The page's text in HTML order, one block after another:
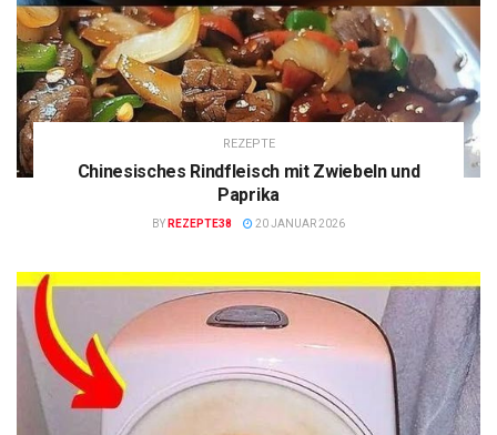
REZEPTE
Chinesisches Rindfleisch mit Zwiebeln und
Paprika
BY REZEPTE38 20 JANUAR 2026